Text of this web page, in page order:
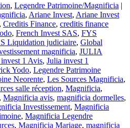
, Legendre Patrimoine/Magnificia |
, Ariane Invest, Ariane Invest
, Creditis Finance, creditis finance
, French Invest SAS, FYS
Liquidation judiciaire, Global
magnificia, JULIA
1 Avis, Julia invest 1
Yodo, Legendre Patrimoine
Neorente, Les Sources Magnificia,
salle réception, Magnificia,
, Magnificia avis, magnificia dormelles,
Investissement, Magnificia
, Magnificia Legendre
, Magnificia Mariage, magnificia